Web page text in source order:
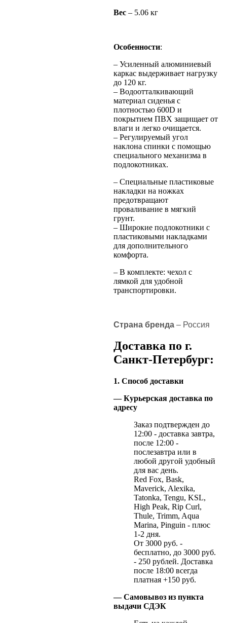
Вес – 5.06 кг
Особенности:
– Усиленный алюминиевый
каркас выдерживает нагрузку
до 120 кг.
– Водоотталкивающий
материал сиденья с
плотностью 600D и
покрытием ПВХ защищает от
влаги и легко очищается.
– Регулируемый угол
наклона спинки с помощью
специального механизма в
подлокотниках.
– Специальные пластиковые
накладки на ножках
предотвращают
проваливание в мягкий
грунт.
– Широкие подлокотники с
пластиковыми накладками
для дополнительного
комфорта.
– В комплекте: чехол с
лямкой для удобной
транспортировки.
Страна бренда – Россия
Доставка по г.
Санкт-Петербург:
1. Способ доставки
— Курьерская доставка по
адресу
Заказ подтвержден до
12:00 - доставка завтра,
после 12:00 -
послезавтра или в
любой другой удобный
для вас день.
Red Fox, Bask,
Maverick, Alexika,
Tatonka, Tengu, KSL,
High Peak, Rip Curl,
Thule, Trimm, Aqua
Marina, Pinguin - плюс
1-2 дня.
От 3000 руб. -
бесплатно, до 3000 руб.
- 250 рублей. Доставка
после 18:00 всегда
платная +150 руб.
— Самовывоз из пункта
выдачи СДЭК